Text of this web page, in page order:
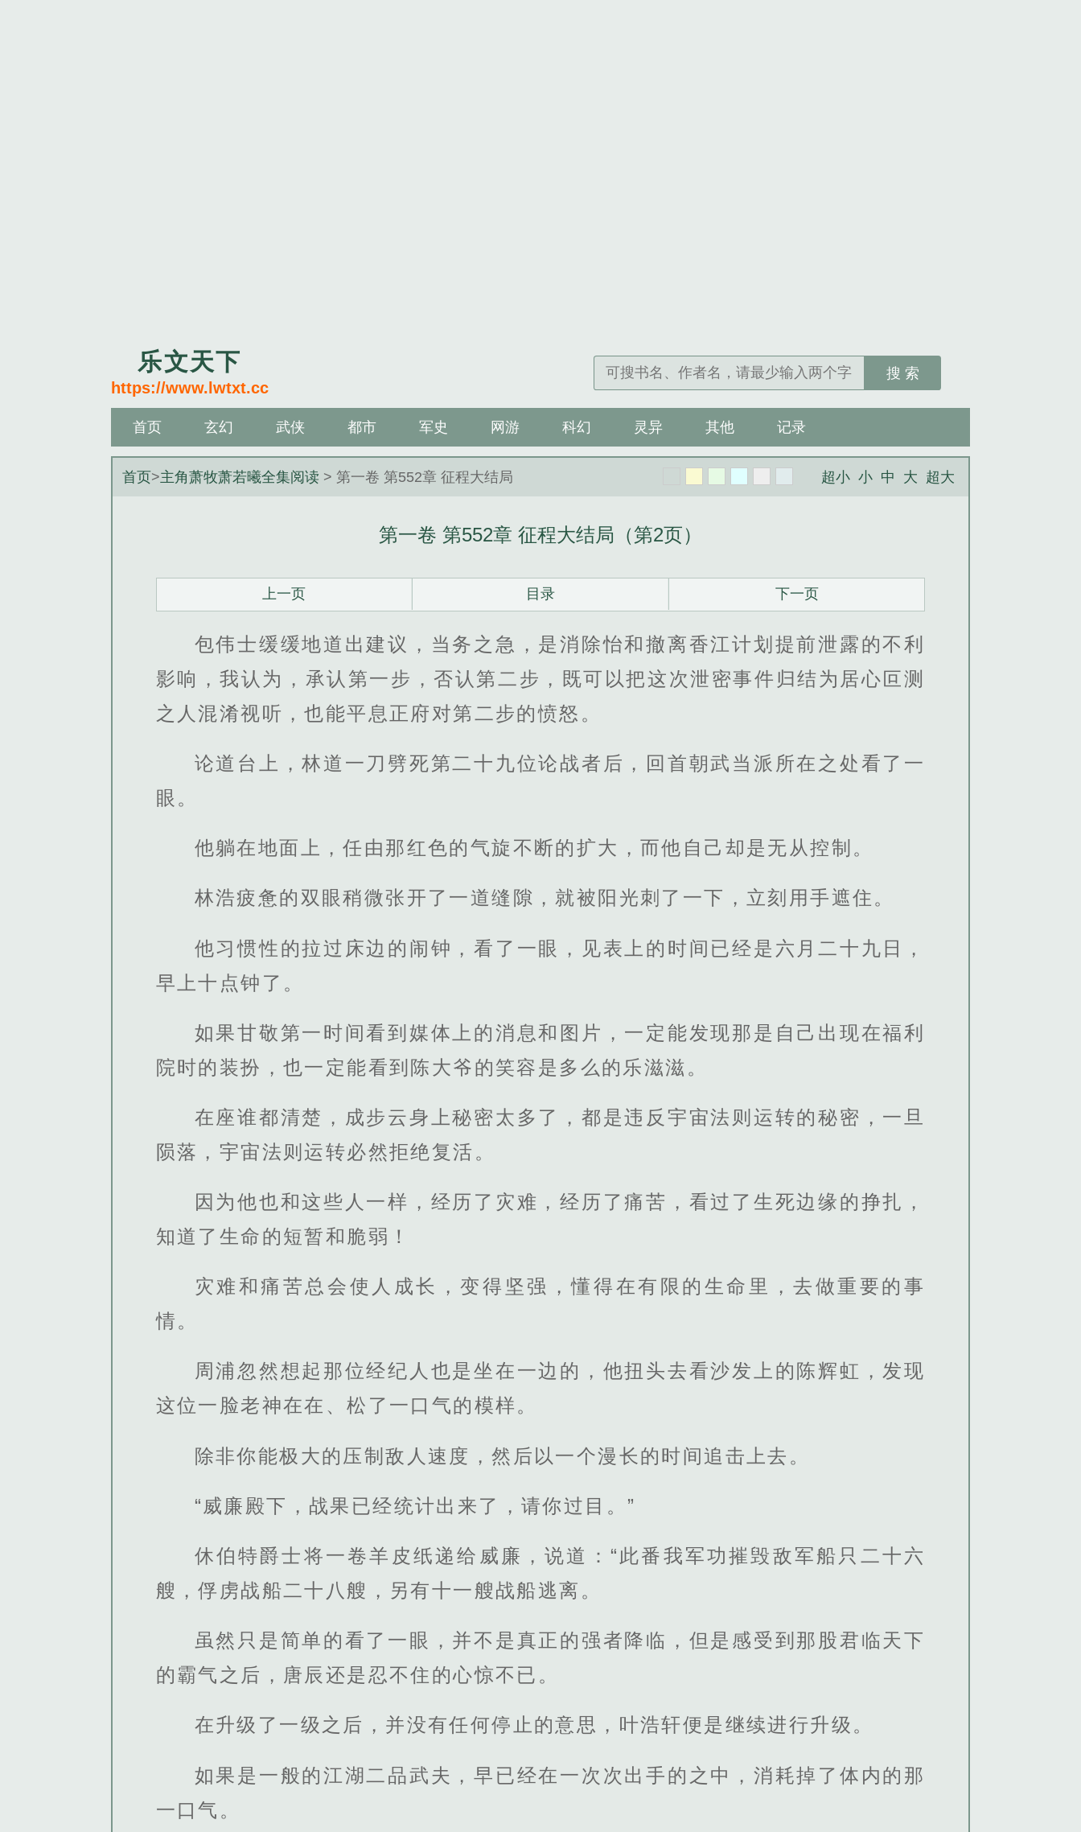
乐文天下
https://www.lwtxt.cc
搜 索
首页 玄幻 武侠 都市 军史 网游 科幻 灵异 其他 记录
首页>主角萧牧萧若曦全集阅读 > 第一卷 第552章 征程大结局 超小 小 中 大 超大
第一卷 第552章 征程大结局（第2页）
上一页 目录 下一页
包伟士缓缓地道出建议，当务之急，是消除怡和撤离香江计划提前泄露的不利
影响，我认为，承认第一步，否认第二步，既可以把这次泄密事件归结为居心叵测
之人混淆视听，也能平息正府对第二步的愤怒。
论道台上，林道一刀劈死第二十九位论战者后，回首朝武当派所在之处看了一
眼。
他躺在地面上，任由那红色的气旋不断的扩大，而他自己却是无从控制。
林浩疲惫的双眼稍微张开了一道缝隙，就被阳光刺了一下，立刻用手遮住。
他习惯性的拉过床边的闹钟，看了一眼，见表上的时间已经是六月二十九日，
早上十点钟了。
如果甘敬第一时间看到媒体上的消息和图片，一定能发现那是自己出现在福利
院时的装扮，也一定能看到陈大爷的笑容是多么的乐滋滋。
在座谁都清楚，成步云身上秘密太多了，都是违反宇宙法则运转的秘密，一旦
陨落，宇宙法则运转必然拒绝复活。
因为他也和这些人一样，经历了灾难，经历了痛苦，看过了生死边缘的挣扎，
知道了生命的短暂和脆弱！
灾难和痛苦总会使人成长，变得坚强，懂得在有限的生命里，去做重要的事
情。
周浦忽然想起那位经纪人也是坐在一边的，他扭头去看沙发上的陈辉虹，发现
这位一脸老神在在、松了一口气的模样。
除非你能极大的压制敌人速度，然后以一个漫长的时间追击上去。
“威廉殿下，战果已经统计出来了，请你过目。”
休伯特爵士将一卷羊皮纸递给威廉，说道：“此番我军功摧毁敌军船只二十六
艘，俘虏战船二十八艘，另有十一艘战船逃离。
虽然只是简单的看了一眼，并不是真正的强者降临，但是感受到那股君临天下
的霸气之后，唐辰还是忍不住的心惊不已。
在升级了一级之后，并没有任何停止的意思，叶浩轩便是继续进行升级。
如果是一般的江湖二品武夫，早已经在一次次出手的之中，消耗掉了体内的那
一口气。